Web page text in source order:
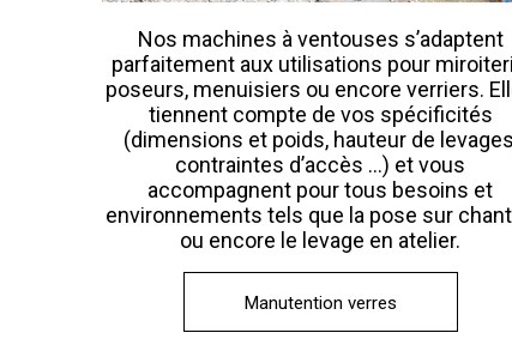
Nos machines à ventouses s’adaptent
parfaitement aux utilisations pour
poseurs, menuisiers ou encore verriers.
tiennent compte de vos spécificités
(dimensions et poids, hauteur de
contraintes d’accès …) et vous
accompagnent pour tous besoins et
environnements tels que la pose sur
ou encore le levage en atelier.
Manutention verres